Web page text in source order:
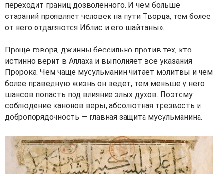
переходит границ дозволенного. И чем больше
стараний проявляет человек на пути Творца, тем более
от него отдаляются Иблис и его шайтаны».
Проще говоря, джинны бессильно против тех, кто
истинно верит в Аллаха и выполняет все указания
Пророка. Чем чаще мусульманин читает молитвы и чем
более праведную жизнь он ведет, тем меньше у него
шансов попасть под влияние злых духов. Поэтому
соблюдение канонов веры, абсолютная трезвость и
добропорядочность — главная защита мусульманина.